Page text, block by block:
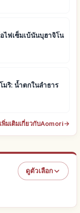
ไฟเซ็มเบ้นันบุฮาจิโน
มริ: น้ำตกในลำธาร
พิ่มเติมเกี่ยวกับAomori→
ดูตัวเลือก